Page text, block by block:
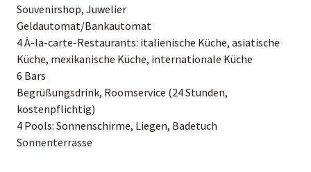
Souvenirshop, Juwelier
Geldautomat/Bankautomat
4 À-la-carte-Restaurants: italienische Küche, asiatische
Küche, mexikanische Küche, internationale Küche
6 Bars
Begrüßungsdrink, Roomservice (24 Stunden,
kostenpflichtig)
4 Pools: Sonnenschirme, Liegen, Badetuch
Sonnenterrasse